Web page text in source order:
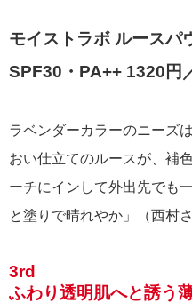
モイストラボ ルースパ
SPF30・PA++ 1320円
ラベンダーカラーのニーズ
おい仕立てのルースが、補
ーチにインして外出先でも
と塗りで晴れやか」（西村さ
3rd
ふわり透明肌へと誘う